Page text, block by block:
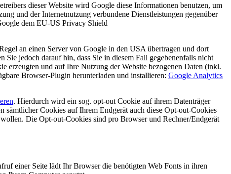
dieser Website wird Google diese Informationen benutzen, um
und der Internetnutzung verbundene Dienstleistungen gegenüber
dem EU-US Privacy Shield
an einen Server von Google in den USA übertragen und dort
jedoch darauf hin, dass Sie in diesem Fall gegebenenfalls nicht
erzeugten und auf Ihre Nutzung der Website bezogenen Daten (inkl.
Browser-Plugin herunterladen und installieren: Google Analytics
. Hierdurch wird ein sog. opt-out Cookie auf ihrem Datenträger
sämtlicher Cookies auf Ihrem Endgerät auch diese Opt-out-Cookies
Die Opt-out-Cookies sind pro Browser und Rechner/Endgerät
einer Seite lädt Ihr Browser die benötigten Web Fonts in ihren